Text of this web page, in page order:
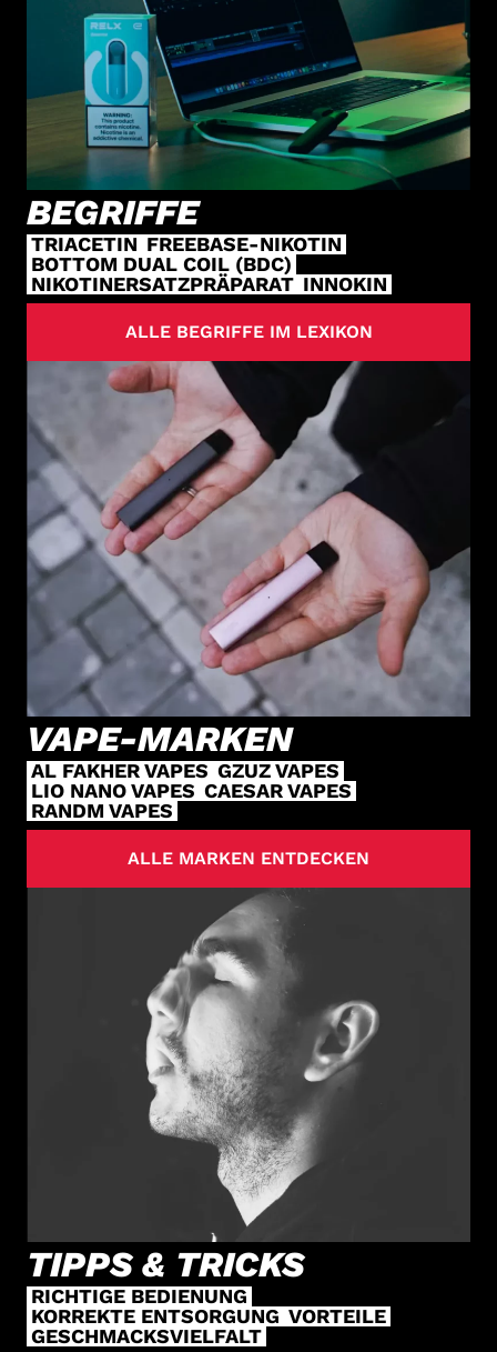
BEGRIFFE
TRIACETIN FREEBASE-NIKOTIN
BOTTOM DUAL COIL (BDC)
NIKOTINERSATZPRÄPARAT INNOKIN
ALLE BEGRIFFE IM LEXIKON
VAPE-MARKEN
AL FAKHER VAPES GZUZ VAPES
LIO NANO VAPES CAESAR VAPES
RANDM VAPES
ALLE MARKEN ENTDECKEN
TIPPS & TRICKS
RICHTIGE BEDIENUNG
KORREKTE ENTSORGUNG VORTEILE
GESCHMACKSVIELFALT